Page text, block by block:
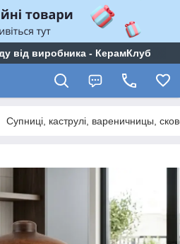
від виробника - КерамКлуб
Супниці, каструлі, вареничницы,